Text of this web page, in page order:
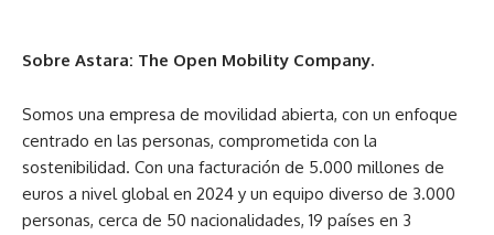
Sobre Astara: The Open Mobility Company.
Somos una empresa de movilidad abierta, con un enfoque
centrado en las personas, comprometida con la
sostenibilidad. Con una facturación de 5.000 millones de
euros a nivel global en 2024 y un equipo diverso de 3.000
personas, cerca de 50 nacionalidades, 19 países en 3